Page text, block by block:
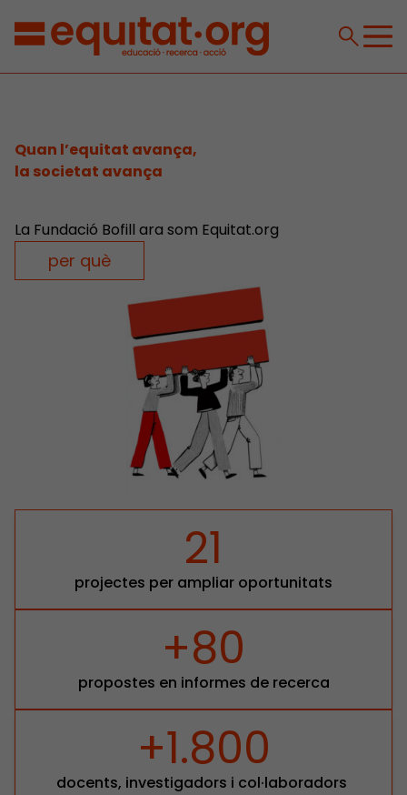
Quan l’equitat avança,
la societat avança
La Fundació Bofill ara som Equitat.org
per què
21
projectes per ampliar oportunitats
+80
propostes en informes de recerca
+1.800
docents, investigadors i col·laboradors